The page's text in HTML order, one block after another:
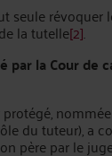
seule révoquer
la tutelle[2].
par la Cour de
du tuteur), a
père par le